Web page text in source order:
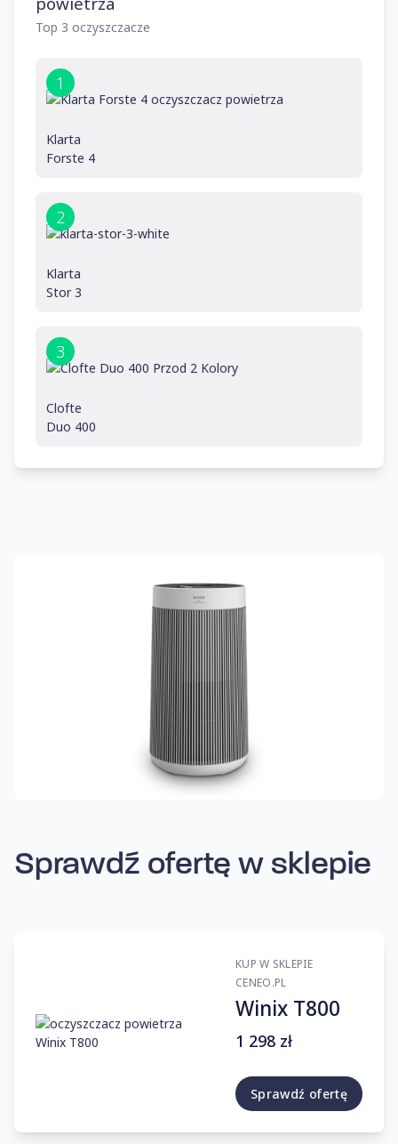
Top 3 oczyszczacze
1
Klarta
Forste 4
2
Klarta
Stor 3
3
Clofte
Duo 400
Sprawdź ofertę w sklepie
KUP W SKLEPIE
CENEO.PL
Winix T800
1 298 zł
Sprawdź ofertę